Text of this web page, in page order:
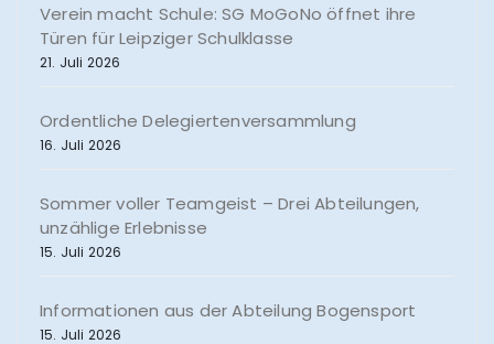
Verein macht Schule: SG MoGoNo öffnet ihre
Türen für Leipziger Schulklasse
21. Juli 2026
Ordentliche Delegiertenversammlung
16. Juli 2026
Sommer voller Teamgeist – Drei Abteilungen,
unzählige Erlebnisse
15. Juli 2026
Informationen aus der Abteilung Bogensport
15. Juli 2026